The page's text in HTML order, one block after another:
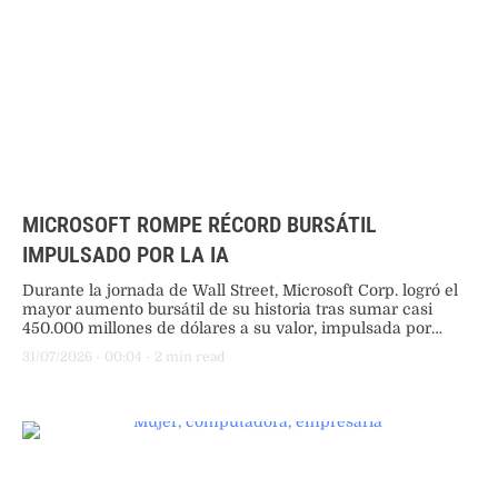
MICROSOFT ROMPE RÉCORD BURSÁTIL
IMPULSADO POR LA IA
Durante la jornada de Wall Street, Microsoft Corp. logró el
mayor aumento bursátil de su historia tras sumar casi
450.000 millones de dólares a su valor, impulsada por
31/07/2026 - 00:04 - 2 min read